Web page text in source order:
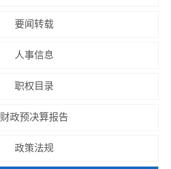
要闻转载
人事信息
职权目录
财政预决算报告
政策法规